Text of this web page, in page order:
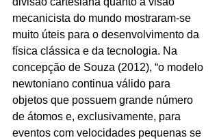
mecanicista do mundo mostraram-se
muito úteis para o desenvolvimento da
física clássica e da tecnologia. Na
concepção de Souza (2012), “o modelo
newtoniano continua válido para
objetos que possuem grande número
de átomos e, exclusivamente, para
eventos com velocidades pequenas se